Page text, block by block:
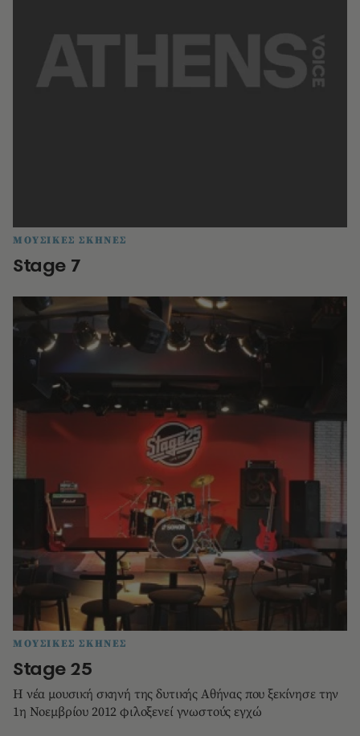
ΜΟΥΣΙΚΕΣ ΣΚΗΝΕΣ
Stage 7
ΜΟΥΣΙΚΕΣ ΣΚΗΝΕΣ
Stage 25
Η νέα μουσική σκηνή της δυτικής Αθήνας που ξεκίνησε την
1η Νοεμβρίου 2012 φιλοξενεί γνωστούς εγχώ